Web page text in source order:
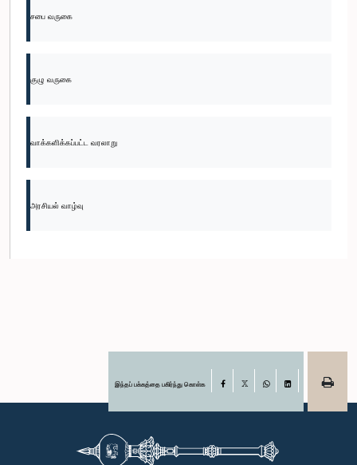
சபை வருகை
குழு வருகை
வாக்களிக்கப்பட்ட வரலாறு
அரசியல் வாழ்வு
இந்தப் பக்கத்தை பகிர்ந்து கொள்க Facebook